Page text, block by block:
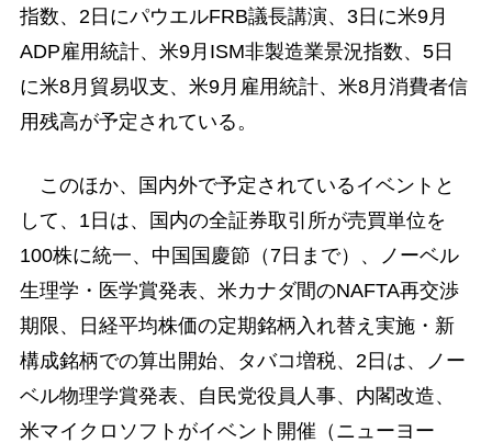
指数、2日にパウエルFRB議長講演、3日に米9月
ADP雇用統計、米9月ISM非製造業景況指数、5日
に米8月貿易収支、米9月雇用統計、米8月消費者信
用残高が予定されている。
このほか、国内外で予定されているイベントと
して、1日は、国内の全証券取引所が売買単位を
100株に統一、中国国慶節（7日まで）、ノーベル
生理学・医学賞発表、米カナダ間のNAFTA再交渉
期限、日経平均株価の定期銘柄入れ替え実施・新
構成銘柄での算出開始、タバコ増税、2日は、ノー
ベル物理学賞発表、自民党役員人事、内閣改造、
米マイクロソフトがイベント開催（ニューヨー